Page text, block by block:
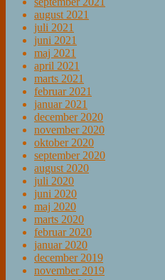
august 2021
juli 2021
juni 2021
maj 2021
april 2021
marts 2021
februar 2021
januar 2021
december 2020
november 2020
oktober 2020
september 2020
august 2020
juli 2020
juni 2020
maj 2020
marts 2020
februar 2020
januar 2020
december 2019
november 2019